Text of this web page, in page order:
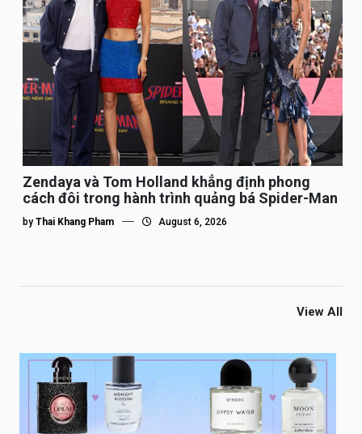
Zendaya và Tom Holland khẳng định phong
cách đôi trong hành trình quảng bá Spider-Man
by Thai Khang Pham August 6, 2026
View All